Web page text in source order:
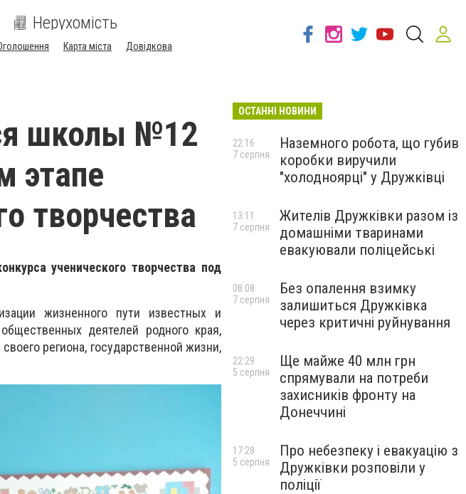
Нерухомість
Карта міста Довідкова
школы №12
этапе
творчества
ученического творчества под
жизненного пути известных и
деятелей родного края,
региона, государственной жизни,
ОСТАННІ НОВИНИ
Наземного робота, що губив
коробки виручили
"холодноярці" у Дружківці
22:16
7 серпня
Жителів Дружківки разом із
домашніми тваринами
евакуювали поліцейські
13:11
7 серпня
Без опалення взимку
залишиться Дружківка
через критичні руйнування
08:08
7 серпня
Ще майже 40 млн грн
спрямували на потреби
захисників фронту на
Донеччині
22:29
5 серпня
Про небезпеку і евакуацію з
Дружківки розповіли у
поліції
17:28
5 серпня